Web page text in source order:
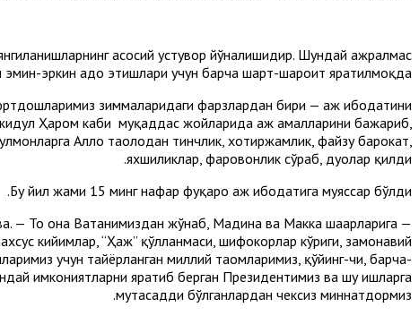
асосий устувор йўналишидир. Шундай ажралмас
эркин адо этишлари учун барча шарт-шароит яратилмоқда.
зиммаларидаги фарзлардан бири — ҳаж ибодатини
Ҳаром каби муқаддас жойларида ҳаж амалларини бажариб,
Аллоҳ таолодан тинчлик, хотиржамлик, файзу барокат,
яхшиликлар, фаровонлик сўраб, дуолар қилди.
Бу йил жами 15 минг нафар фуқаро ҳаж ибодатига муяссар бўлди.
— То она Ватанимиздан жўнаб, Мадина ва Макка шаҳарларига
кийимлар, “Ҳаж” қўлланмаси, шифокорлар кўриги, замонавий
учун тайёрланган миллий таомларимиз, қўйинг-чи, барча-
имкониятларни яратиб берган Президентимиз ва шу ишларга
мутасадди бўлганлардан чексиз миннатдормиз.